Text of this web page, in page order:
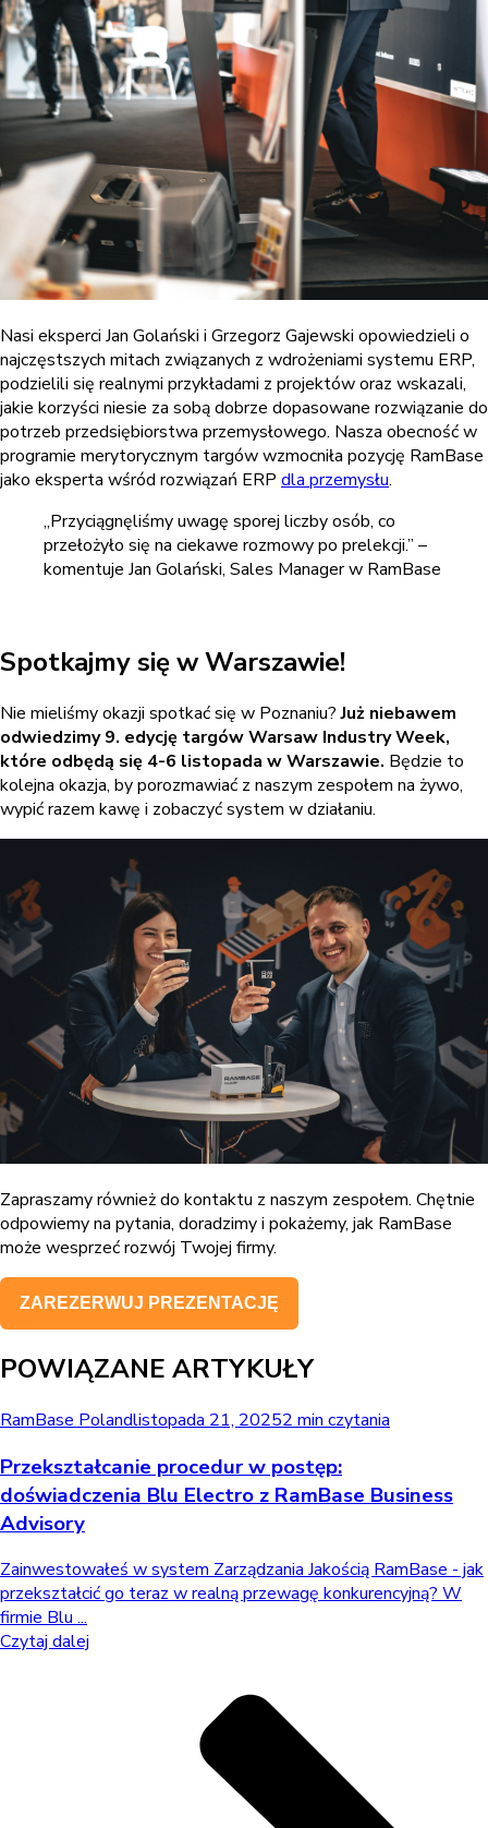
Nasi eksperci Jan Golański i Grzegorz Gajewski opowiedzieli o
najczęstszych mitach związanych z wdrożeniami systemu ERP,
podzielili się realnymi przykładami z projektów oraz wskazali,
jakie korzyści niesie za sobą dobrze dopasowane rozwiązanie do
potrzeb przedsiębiorstwa przemysłowego. Nasza obecność w
programie merytorycznym targów wzmocniła pozycję RamBase
jako eksperta wśród rozwiązań ERP dla przemysłu.
„Przyciągnęliśmy uwagę sporej liczby osób, co
przełożyło się na ciekawe rozmowy po prelekcji.” –
komentuje Jan Golański, Sales Manager w RamBase
Spotkajmy się w Warszawie!
Nie mieliśmy okazji spotkać się w Poznaniu?Już niebawem
odwiedzimy 9. edycję targów Warsaw Industry Week,
które odbędą się 4-6 listopada w Warszawie. Będzie to
kolejna okazja, by porozmawiać z naszym zespołem na żywo,
wypić razem kawę i zobaczyć system w działaniu.
Zapraszamy również do kontaktu z naszym zespołem. Chętnie
odpowiemy na pytania, doradzimy i pokażemy, jak RamBase
może wesprzeć rozwój Twojej firmy.
ZAREZERWUJ PREZENTACJĘ
POWIĄZANE ARTYKUŁY
RamBase Polandlistopada 21, 20252 min czytania
Przekształcanie procedur w postęp:
doświadczenia Blu Electro z RamBase Business
Advisory
Zainwestowałeś w system Zarządzania Jakością RamBase - jak
przekształcić go teraz w realną przewagę konkurencyjną? W
firmie Blu ...
Czytaj dalej